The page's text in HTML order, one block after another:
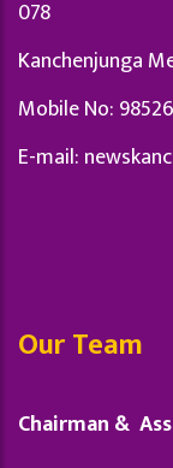
078
Kanchenjunga
Mobile No:
E-mail:
Our Team
Chairman &